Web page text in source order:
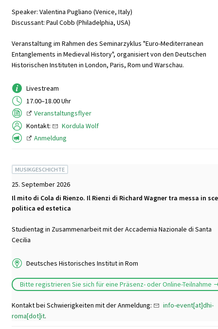
Speaker: Valentina Pugliano (Venice, Italy)
Discussant: Paul Cobb (Philadelphia, USA)
Veranstaltung im Rahmen des Seminarzyklus "Euro-Mediterranean
Entanglements in Medieval History", organisiert von den Deutschen
Historischen Instituten in London, Paris, Rom und Warschau.
Livestream
17.00–18.00 Uhr
Veranstaltungsflyer
Kontakt:
Kordula Wolf
Anmeldung
MUSIKGESCHICHTE
25. September 2026
Il mito di Cola di Rienzo. Il Rienzi di Richard Wagner tra messa in
politica ed estetica
Studientag in Zusammenarbeit mit der Accademia Nazionale di Santa
Cecilia
Deutsches Historisches Institut in Rom
Bitte registrieren Sie sich für eine Präsenz- oder Online-Teilnahme
Kontakt bei Schwierigkeiten mit der Anmeldung:
info-event[at]dhi-
roma[dot]it.